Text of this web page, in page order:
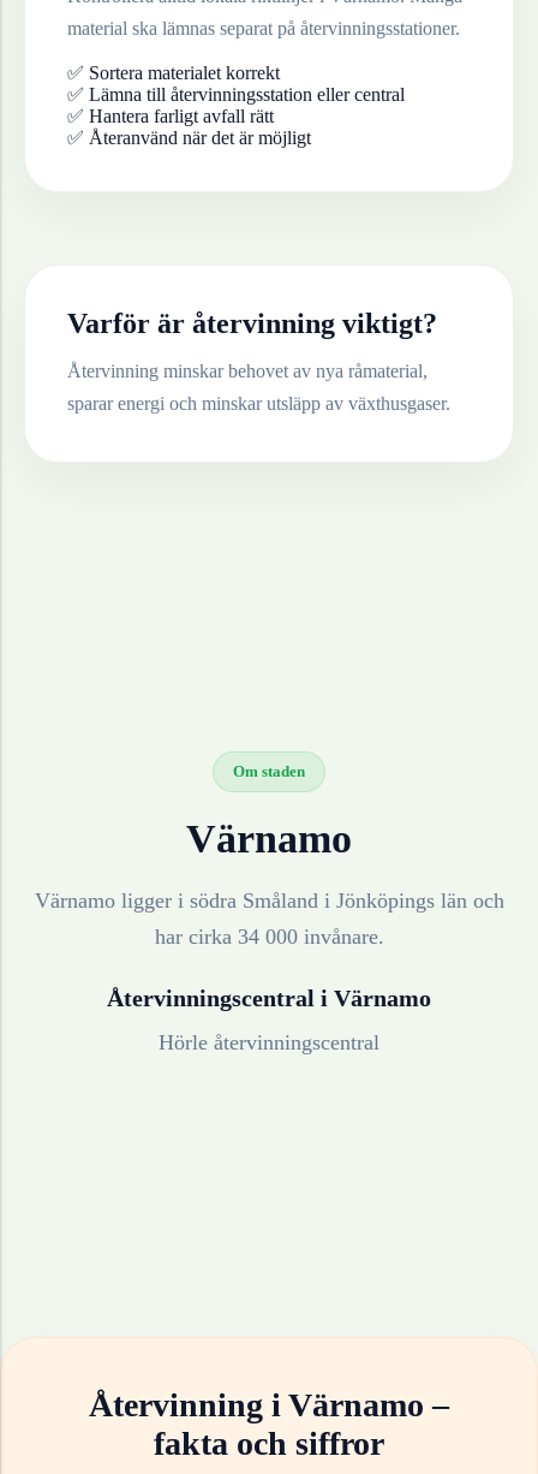
material ska lämnas separat på återvinningsstationer.
✅ Sortera materialet korrekt
✅ Lämna till återvinningsstation eller central
✅ Hantera farligt avfall rätt
✅ Återanvänd när det är möjligt
Varför är återvinning viktigt?
Återvinning minskar behovet av nya råmaterial,
sparar energi och minskar utsläpp av växthusgaser.
Om staden
Värnamo
Värnamo ligger i södra Småland i Jönköpings län och
har cirka 34 000 invånare.
Återvinningscentral i Värnamo
Hörle återvinningscentral
Återvinning iVärnamo –
fakta och siffror